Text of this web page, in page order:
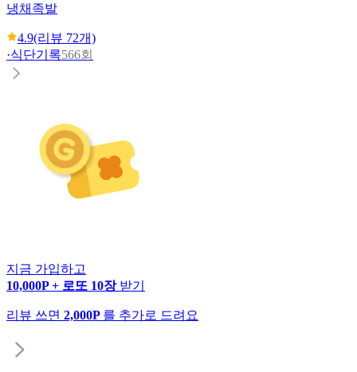
냉채족발
4.9(리뷰 72개)
·식단기록566회
지금 가입하고
10,000P + 로또 10장 받기
리뷰 쓰면 2,000P 를 추가로 드려요